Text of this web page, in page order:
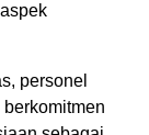
personel